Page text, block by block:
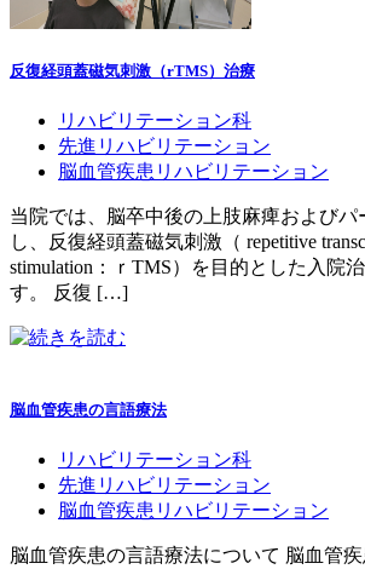
反復経頭蓋磁気刺激（rTMS）治療
リハビリテーション科
先進リハビリテーション
脳血管疾患リハビリテーション
当院では、脳卒中後の上肢麻痺およびパ
し、反復経頭蓋磁気刺激（ repetitive
stimulation：ｒTMS）を目的とした入院
す。 反復 […]
脳血管疾患の言語療法
リハビリテーション科
先進リハビリテーション
脳血管疾患リハビリテーション
脳血管疾患の言語療法について 脳血管